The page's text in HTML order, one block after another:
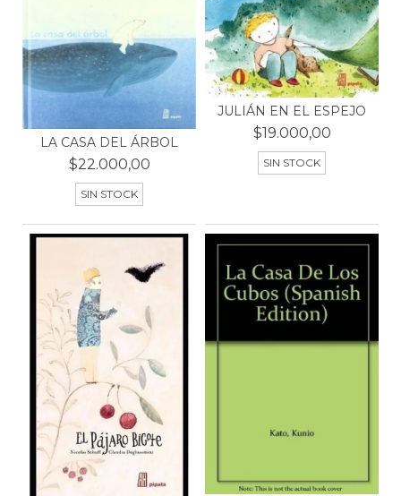
LA CASA DEL ÁRBOL
$22.000,00
SIN STOCK
JULIÁN EN EL ESPEJO
$19.000,00
SIN STOCK